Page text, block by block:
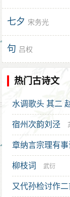
七夕 宋务光
句 吕权
热门古诗文
水调歌头 其二
宿州次韵刘泾
章纳言宗理有
柳枝词 武衍
又代孙检讨作二